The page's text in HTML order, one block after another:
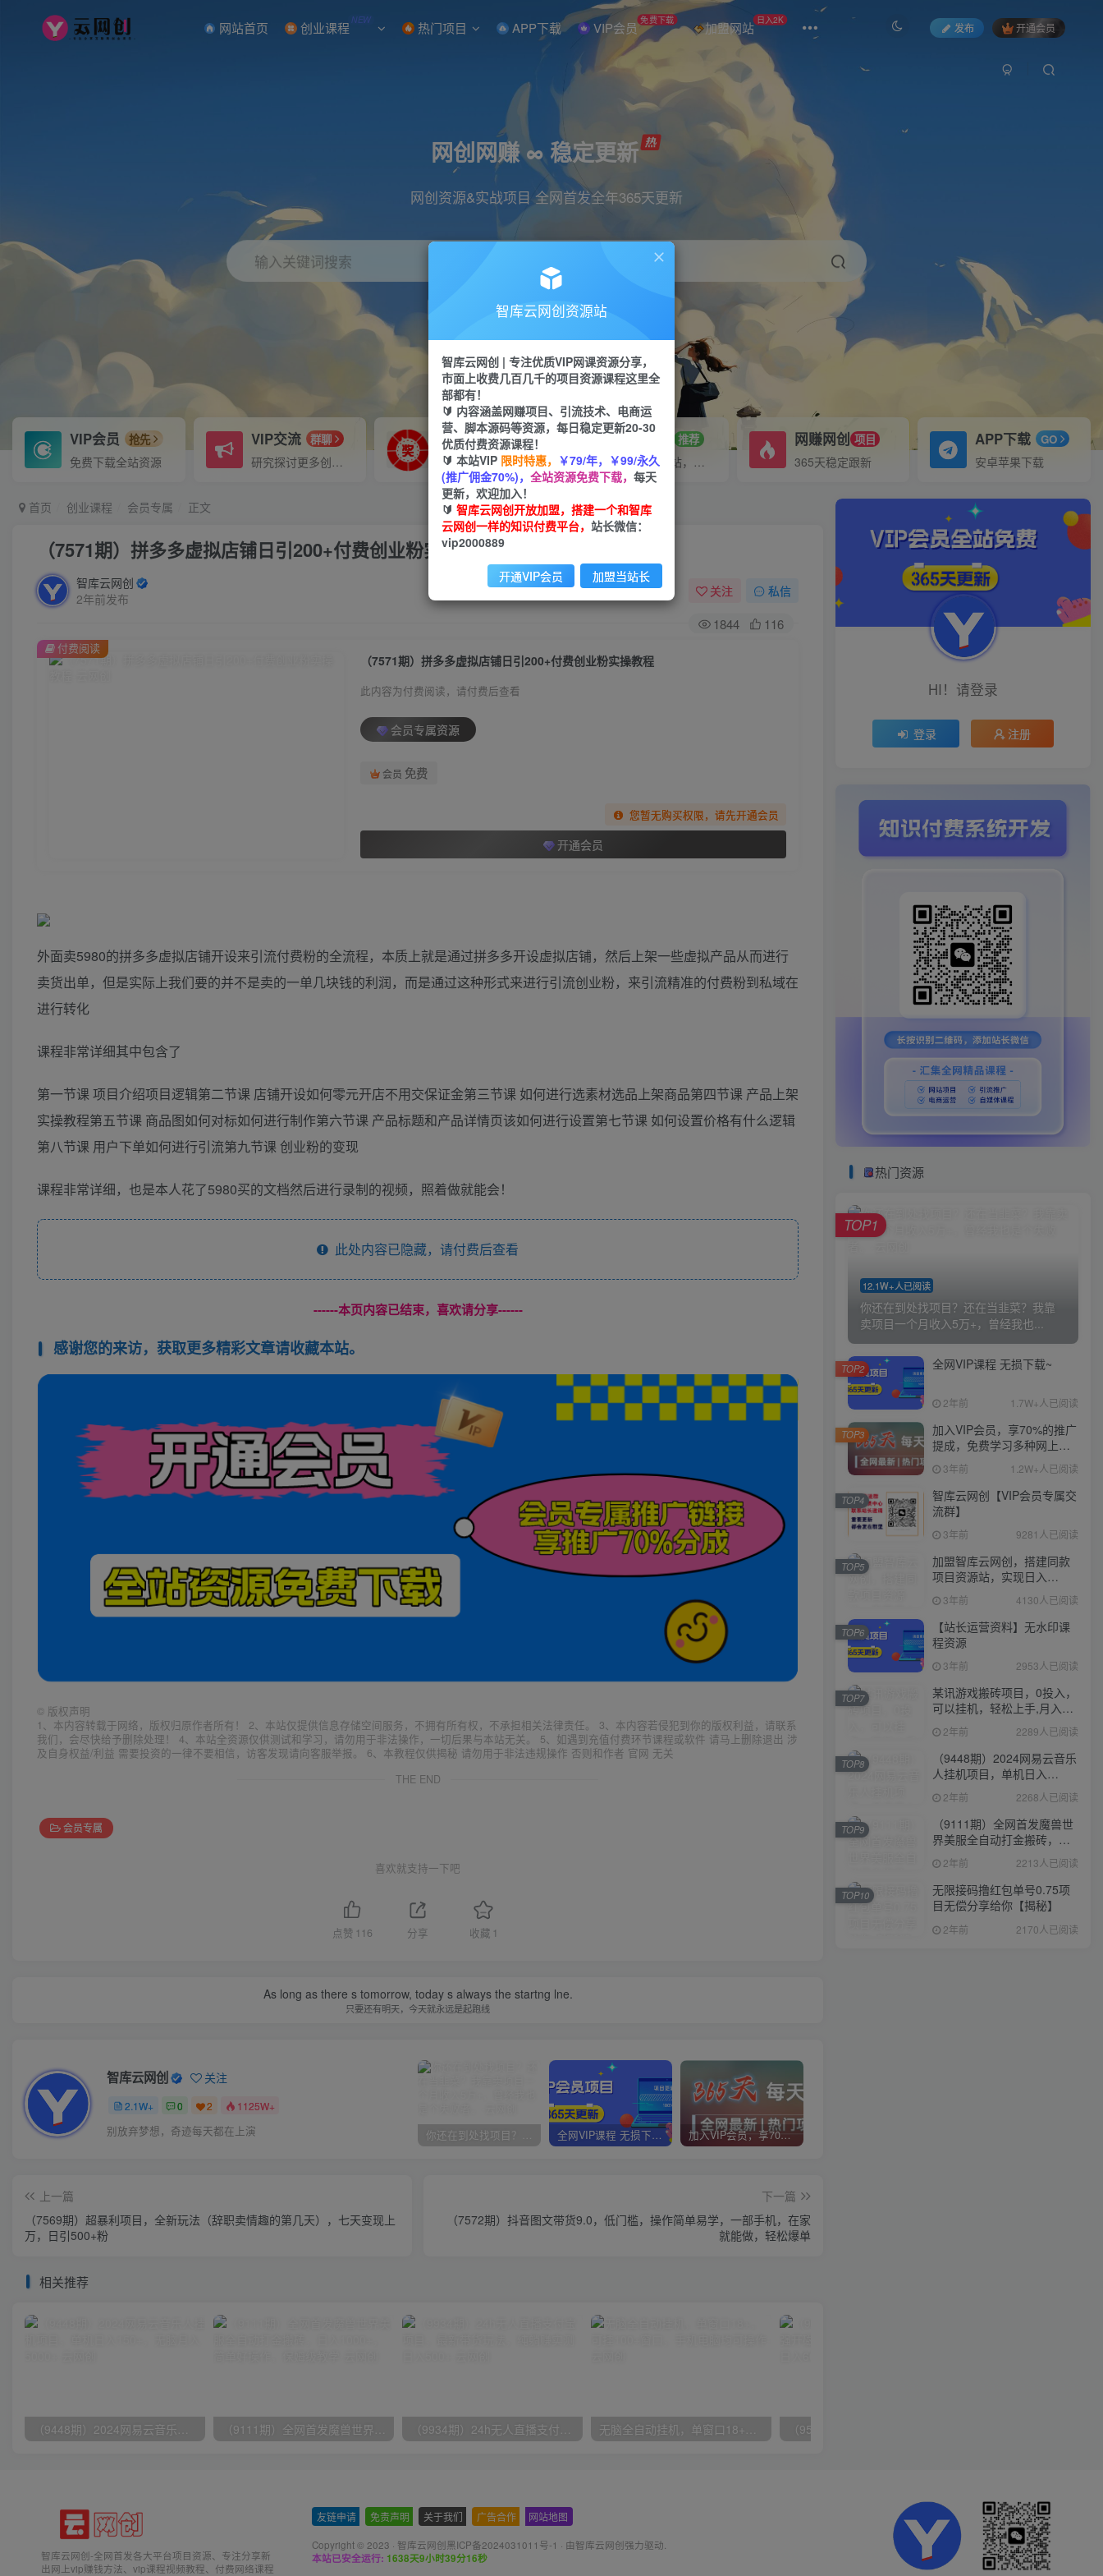
网站首页 创业课程 NEW 热门项目 APP下载 VIP会员 免费下载 加盟网站 日入2K
发布 开通会员
网创网赚 ∞ 稳定更新
网创资源&实战项目 全网首发全年365天更新
输入关键词搜索
直播 小红书 剪辑
VIP会员 抢先
免费下载全站资源
VIP交流 群聊
研究探讨更多创业项目路子。
VIP推广
70%分佣
会员专属推广链接
招募站长 推荐
搭建同款网站，自己当老板
网赚网创 项目
365天稳定跟新
APP下载 GO
安卓苹果下载
首页 创业课程 会员专属 正文
（7571期）拼多多虚拟店铺日引200+付费创业粉实操教程
智库云网创
2年前发布
关注 私信
1844 116
（7571期）拼多多虚拟店铺日引200+付费创业粉实操教程
此内容为付费阅读，请付费后查看
会员专属资源
会员 免费
您暂无购买权限，请先开通会员
开通会员
付费阅读
外面卖5980的拼多多虚拟店铺开设来引流付费粉的全流程，本质上就是通过拼多多开设虚拟店铺，然后上架一些虚拟产品从而进行
卖货出单，但是实际上我们要的并不是卖的一单几块钱的利润，而是通过这种形式来进行引流创业粉，来引流精准的付费粉到私域在
进行转化
课程非常详细其中包含了
第一节课 项目介绍项目逻辑第二节课 店铺开设如何零元开店不用交保证金第三节课 如何进行选素材选品上架商品第四节课 产品上架
实操教程第五节课 商品图如何对标如何进行制作第六节课 产品标题和产品详情页该如何进行设置第七节课 如何设置价格有什么逻辑
第八节课 用户下单如何进行引流第九节课 创业粉的变现
课程非常详细，也是本人花了5980买的文档然后进行录制的视频，照着做就能会！
此处内容已隐藏，请付费后查看
------本页内容已结束，喜欢请分享------
感谢您的来访，获取更多精彩文章请收藏本站。
© 版权声明
1、本内容转载于网络，版权归原作者所有！ 2、本站仅提供信息存储空间服务，不拥有所有权，不承担相关法律责任。 3、本内容若侵犯到你的版权利益，请联系
我们，会尽快给予删除处理！ 4、本站全资源仅供测试和学习，请勿用于非法操作，一切后果与本站无关。 5、如遇到充值付费环节课程或软件 请马上删除退出 涉
及自身权益/利益 需要投资的一律不要相信，访客发现请向客服举报。 6、本教程仅供揭秘 请勿用于非法违规操作 否则和作者 官网 无关
THE END
会员专属
喜欢就支持一下吧
点赞 116 分享 收藏 1
As long as there s tomorrow, today s always the startng lne.
只要还有明天，今天就永远是起跑线
智库云网创 关注
2.1W+ 0 2 1125W+
别放弃梦想，奇迹每天都在上演 你还在到处找项目？还在当韭菜？我靠卖项目一个月收入5万+，曾经我也是个失败者。 全网VIP课程 无损下载~ 加入VIP会员，享70%的推广提成，免费学习多种网上创业课程，菜鸟秒变大神！
上一篇
（7569期）超暴利项目，全新玩法（辞职卖情趣的第几天），七天变现上
万，日引500+粉
下一篇
（7572期）抖音图文带货9.0，低门槛，操作简单易学，一部手机，在家
就能做，轻松爆单
相关推荐
（9448期）2024网易云音乐人挂机项目，单机日入150+，无脑月入5000+ （9111期）全网首发魔兽世界美服全自动打金搬砖，日入1000+，简单好操作，保姆级教学 （9934期）24h无人直播支付宝项目，最新带货玩法，纯躺赚实测日入500+ 无脑全自动挂机，单窗口18+，可挂100+窗口，手机电脑均可操作
HI！请登录
登录 注册
热门资源
12.1W+人已阅读
你还在到处找项目？还在当韭菜？我靠
卖项目一个月收入5万+，曾经我也...
TOP1
全网VIP课程 无损下载~
2年前 1.7W+人已阅读
TOP2
加入VIP会员，享70%的推广
提成，免费学习多种网上创
业课程，菜鸟秒变大神！
3年前 1.2W+人已阅读
TOP3
智库云网创【VIP会员专属交
流群】
3年前 9281人已阅读
TOP4
加盟智库云网创，搭建同款
项目资源站，实现日入
2000+
3年前 4130人已阅读
TOP5
【站长运营资料】无水印课
程资源
3年前 2953人已阅读
TOP6
某讯游戏搬砖项目，0投入，
可以挂机，轻松上手,月入
3000+上不封顶
2年前 2289人已阅读
TOP7
（9448期）2024网易云音乐
人挂机项目，单机日入
150+，无脑月入5000+
2年前 2268人已阅读
TOP8
（9111期）全网首发魔兽世
界美服全自动打金搬砖，日
入1000+，简单好操作，保
姆级教学
2年前 2213人已阅读
TOP9
无限接码撸红包单号0.75项
目无偿分享给你【揭秘】
2年前 2170人已阅读
TOP10
智库云网创-全网首发各大平台项目资源、专注分享新
出网上vip赚钱方法、vip课程视频教程、付费网络课程
友链申请 免责声明 关于我们 广告合作 网站地图
Copyright © 2023 · 智库云网创黑ICP备2024031011号-1 · 由智库云网创强力驱动.
本站已安全运行: 1638天9小时39分18秒
智库云网创资源站
智库云网创 | 专注优质VIP网课资源分享，
市面上收费几百几千的项目资源课程这里全
部都有！
🔰 内容涵盖网赚项目、引流技术、电商运
营、脚本源码等资源，每日稳定更新20-30
优质付费资源课程！
🔰 本站VIP 限时特惠， ￥79/年，￥99/永久
(推广佣金70%)， 全站资源免费下载， 每天
更新，欢迎加入！
🔰 智库云网创开放加盟，搭建一个和智库
云网创一样的知识付费平台， 站长微信：
vip2000889
开通VIP会员 加盟当站长